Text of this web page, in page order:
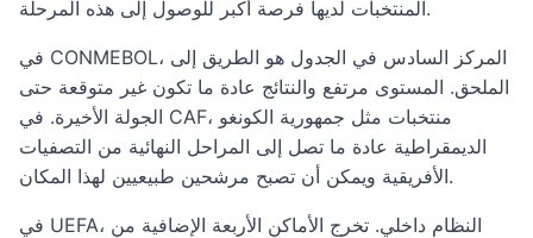
المنتخبات لديها فرصة أكبر للوصول إلى هذه المرحلة.
في CONMEBOL، المركز السادس في الجدول هو الطريق إلى
الملحق. المستوى مرتفع والنتائج عادة ما تكون غير متوقعة حتى
الجولة الأخيرة. في CAF، منتخبات مثل جمهورية الكونغو
الديمقراطية عادة ما تصل إلى المراحل النهائية من التصفيات
الأفريقية ويمكن أن تصبح مرشحين طبيعيين لهذا المكان.
في UEFA، النظام داخلي. تخرج الأماكن الأربعة الإضافية من